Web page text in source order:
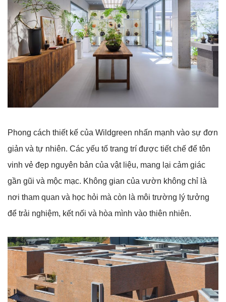
Phong cách thiết kế của Wildgreen nhấn mạnh vào sự đơn
giản và tự nhiên. Các yếu tố trang trí được tiết chế để tôn
vinh vẻ đẹp nguyên bản của vật liệu, mang lại cảm giác
gần gũi và mộc mạc. Không gian của vườn không chỉ là
nơi tham quan và học hỏi mà còn là môi trường lý tưởng
để trải nghiệm, kết nối và hòa mình vào thiên nhiên.